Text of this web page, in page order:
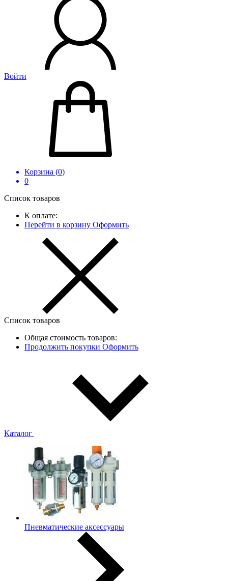
Войти
Корзина (0)
0
Список товаров
К оплате:
Перейти в корзину Оформить
Список товаров
Общая стоимость товаров:
Продолжить покупки Оформить
Каталог
Пневматические аксессуары